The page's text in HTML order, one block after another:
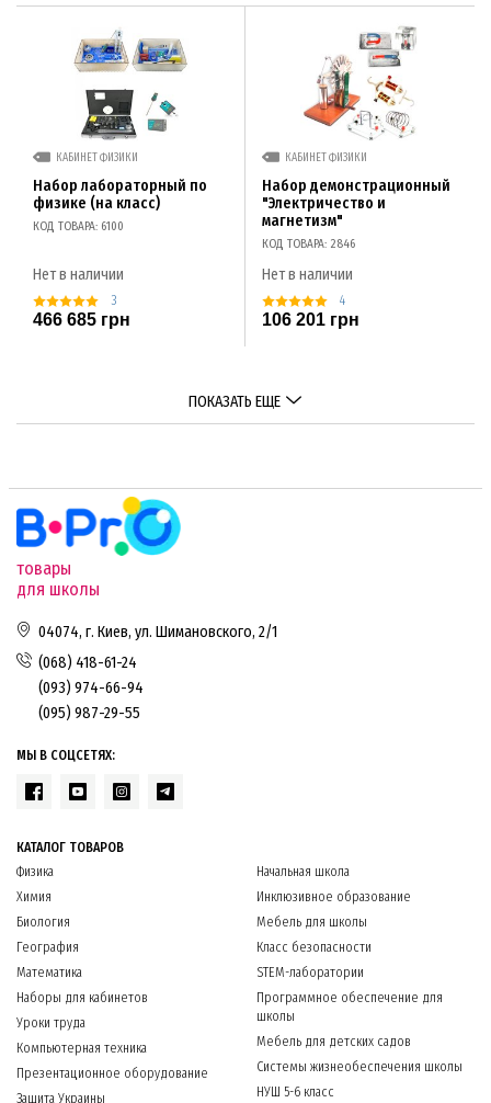
КАБИНЕТ ФИЗИКИ
Набор лабораторный по
физике (на класс)
КОД ТОВАРА: 6100
Нет в наличии
3
466 685 грн
КАБИНЕТ ФИЗИКИ
Набор демонстрационный
"Электричество и
магнетизм"
КОД ТОВАРА: 2846
Нет в наличии
4
106 201 грн
ПОКАЗАТЬ ЕЩЕ
товары
для школы
04074, г. Киев, ул. Шимановского, 2/1
(068) 418-61-24
(093) 974-66-94
(095) 987-29-55
МЫ В СОЦСЕТЯХ:
КАТАЛОГ ТОВАРОВ
Физика
Химия
Биология
География
Математика
Наборы для кабинетов
Уроки труда
Компьютерная техника
Презентационное оборудование
Защита Украины
Начальная школа
Инклюзивное образование
Мебель для школы
Класс безопасности
STEM-лаборатории
Программное обеспечение для
школы
Мебель для детских садов
Системы жизнеобеспечения школы
НУШ 5-6 класс